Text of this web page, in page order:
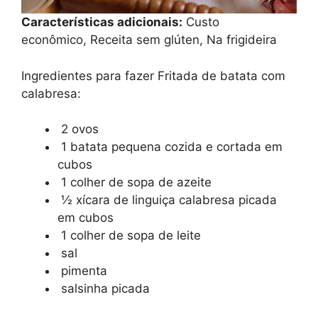
Características adicionais: Custo
econômico, Receita sem glúten, Na frigideira
Ingredientes para fazer Fritada de batata com
calabresa:
2 ovos
1 batata pequena cozida e cortada em
cubos
1 colher de sopa de azeite
½ xícara de linguiça calabresa picada
em cubos
1 colher de sopa de leite
sal
pimenta
salsinha picada